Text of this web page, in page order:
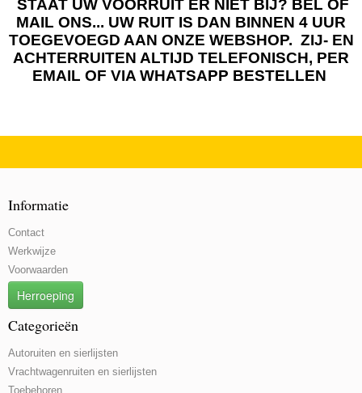
STAAT UW VOORRUIT ER NIET BIJ? BEL OF
MAIL ONS... UW RUIT IS DAN BINNEN 4 UUR
TOEGEVOEGD AAN ONZE WEBSHOP. ZIJ- EN
ACHTERRUITEN ALTIJD TELEFONISCH, PER
EMAIL OF VIA WHATSAPP BESTELLEN
Informatie
Contact
Werkwijze
Voorwaarden
Herroeping
Categorieën
Autoruiten en sierlijsten
Vrachtwagenruiten en sierlijsten
Toebehoren